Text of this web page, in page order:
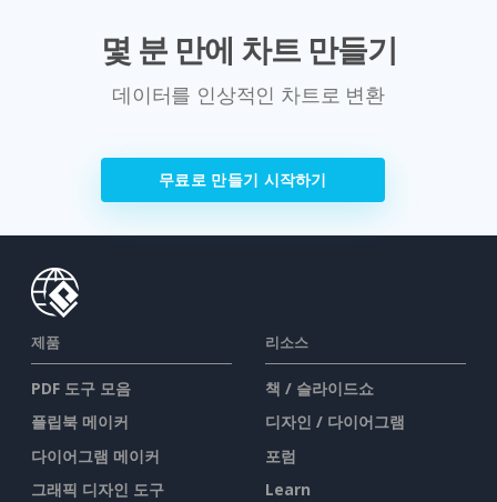
몇 분 만에 차트 만들기
데이터를 인상적인 차트로 변환
무료로 만들기 시작하기
제품
PDF 도구 모음
플립북 메이커
다이어그램 메이커
그래픽 디자인 도구
리소스
책 / 슬라이드쇼
디자인 / 다이어그램
포럼
Learn